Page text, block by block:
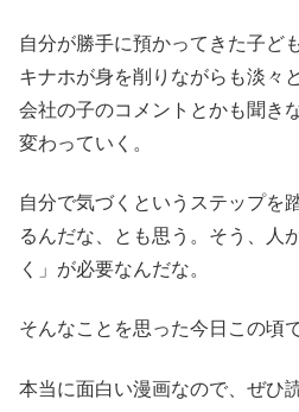
自分が勝手に預かってきた子ど
キナホが身を削りながらも淡々
会社の子のコメントとかも聞き
変わっていく。
自分で気づくというステップを
るんだな、とも思う。そう、人
く」が必要なんだな。
そんなことを思った今日この頃で
本当に面白い漫画なので、ぜひ